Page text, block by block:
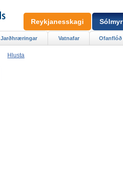
Hlusta
Jarðhræringar Vatnafar Ofanflóð
Reykjanesskagi